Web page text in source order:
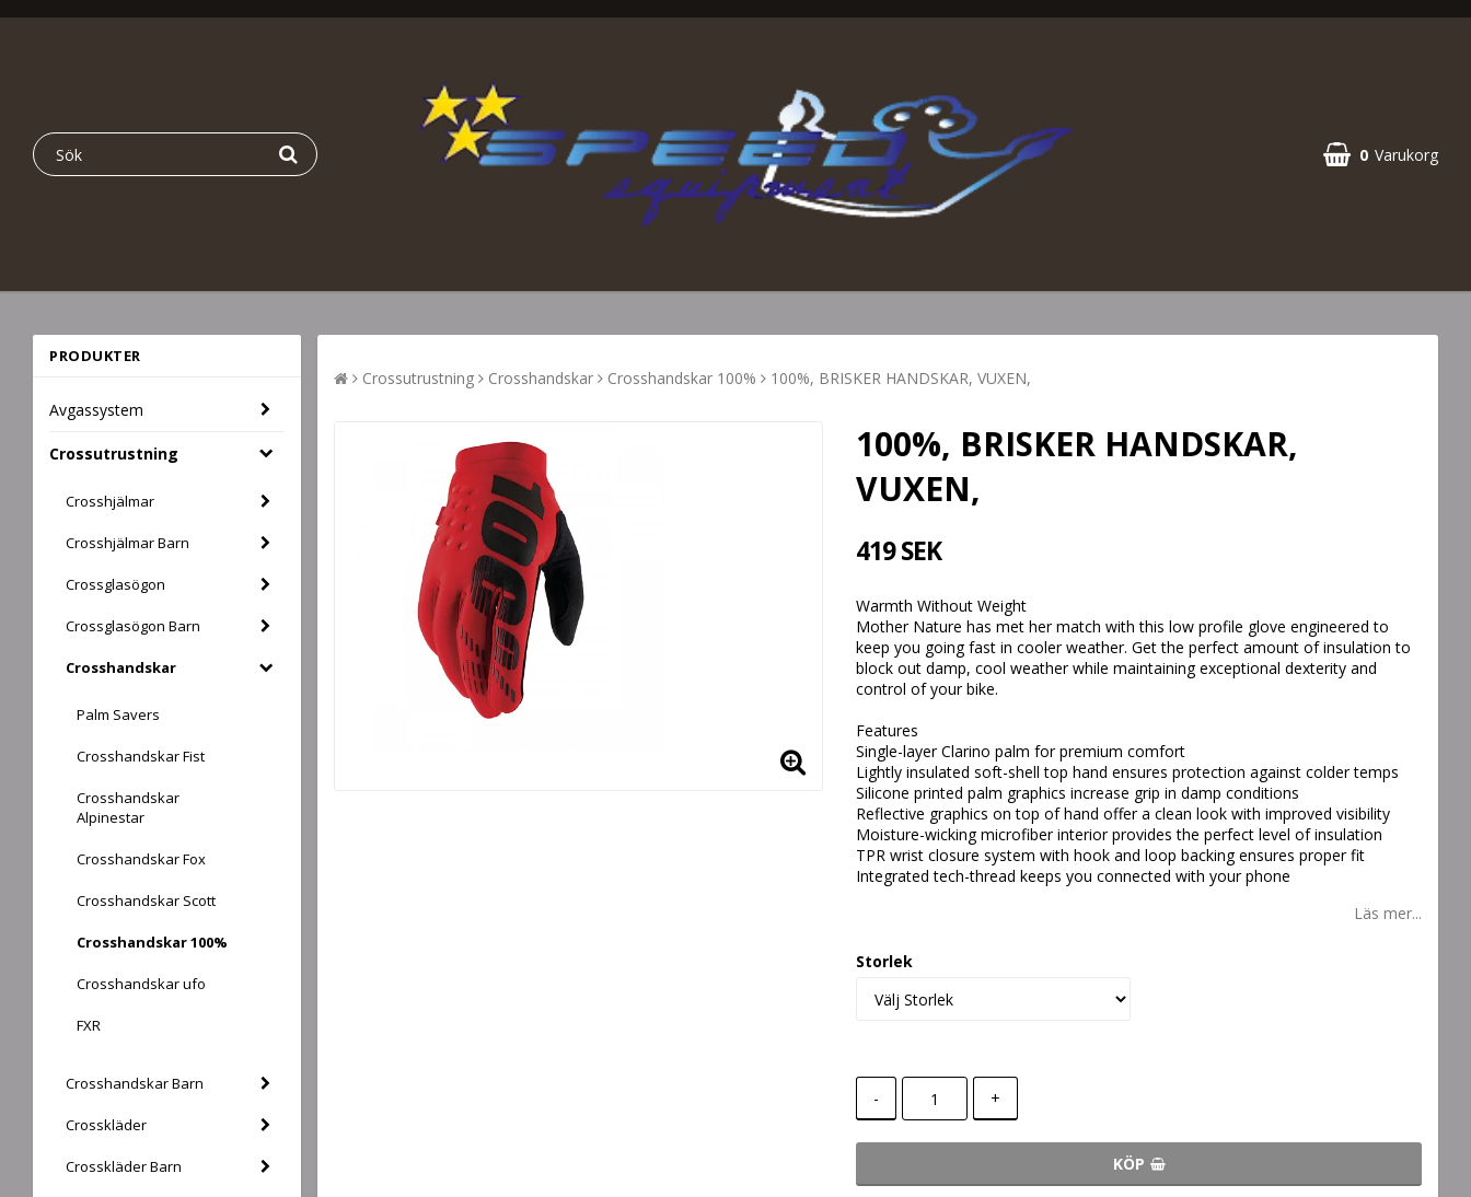
0 Varukorg
PRODUKTER
Avgassystem
Crossutrustning
Crosshjälmar
Crosshjälmar Barn
Crossglasögon
Crossglasögon Barn
Crosshandskar
Palm Savers
Crosshandskar Fist
Crosshandskar
Alpinestar
Crosshandskar Fox
Crosshandskar Scott
Crosshandskar 100%
Crosshandskar ufo
FXR
Crosshandskar Barn
Crosskläder
Crosskläder Barn
Crossutrustning Crosshandskar Crosshandskar 100% 100%, BRISKER HANDSKAR, VUXEN,
100%, BRISKER HANDSKAR,
VUXEN,
419 SEK
Warmth Without Weight
Mother Nature has met her match with this low profile glove engineered to
keep you going fast in cooler weather. Get the perfect amount of insulation to
block out damp, cool weather while maintaining exceptional dexterity and
control of your bike.
Features
Single-layer Clarino palm for premium comfort
Lightly insulated soft-shell top hand ensures protection against colder temps
Silicone printed palm graphics increase grip in damp conditions
Reflective graphics on top of hand offer a clean look with improved visibility
Moisture-wicking microfiber interior provides the perfect level of insulation
TPR wrist closure system with hook and loop backing ensures proper fit
Integrated tech-thread keeps you connected with your phone
Läs mer...
Storlek
- +
KÖP